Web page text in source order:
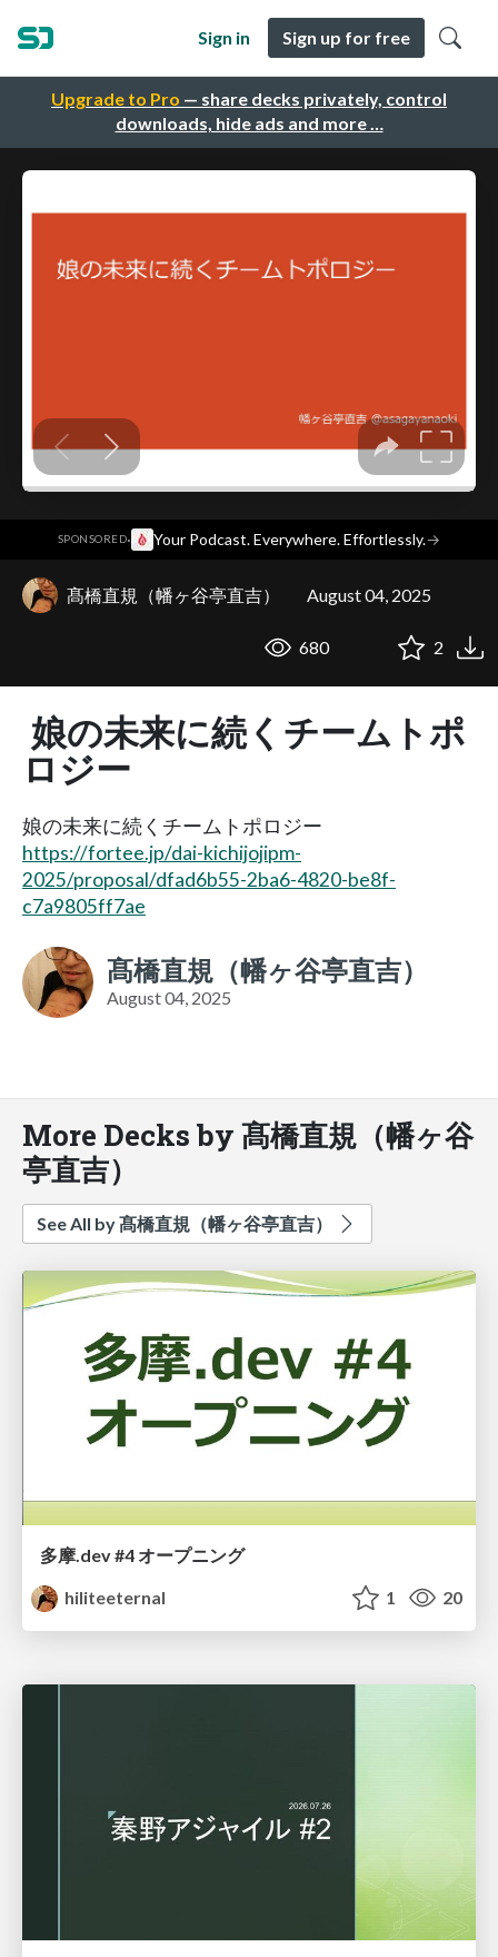
Upgrade to Pro — share decks privately, control
downloads, hide ads and more …
Sign in Sign up for free
SPONSORED· Your Podcast. Everywhere. Effortlessly.→
髙橋直規（幡ヶ谷亭直吉） August 04, 2025
680 2
娘の未来に続くチームトポ
ロジー
娘の未来に続くチームトポロジー
https://fortee.jp/dai-kichijojipm-
2025/proposal/dfad6b55-2ba6-4820-be8f-
c7a9805ff7ae
髙橋直規（幡ヶ谷亭直吉）
August 04, 2025
More Decks by 髙橋直規（幡ヶ谷
亭直吉）
See All by 髙橋直規（幡ヶ谷亭直吉）
多摩.dev #4 オープニング
hiliteeternal
1 20